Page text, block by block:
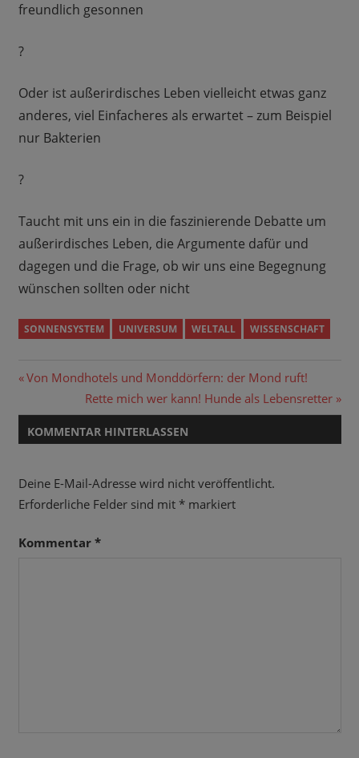
freundlich gesonnen
?
Oder ist außerirdisches Leben vielleicht etwas ganz
anderes, viel Einfacheres als erwartet – zum Beispiel
nur Bakterien
?
Taucht mit uns ein in die faszinierende Debatte um
außerirdisches Leben, die Argumente dafür und
dagegen und die Frage, ob wir uns eine Begegnung
wünschen sollten oder nicht
SONNENSYSTEM UNIVERSUM WELTALL WISSENSCHAFT
Beitragsnavigation
Vorheriger
Von Mondhotels und Monddörfern: der Mond ruft!
Nächster
Beitrag:
Rette mich wer kann! Hunde als Lebensretter
KOMMENTAR HINTERLASSEN
Deine E-Mail-Adresse wird nicht veröffentlicht.
Erforderliche Felder sind mit *markiert
Kommentar *